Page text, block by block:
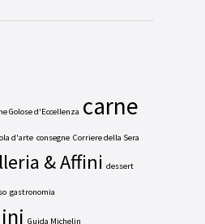
Golose d'Eccellenza carne
d'arte consegne Corriere della Sera
& Affini dessert
gastronomia
Guida Michelin